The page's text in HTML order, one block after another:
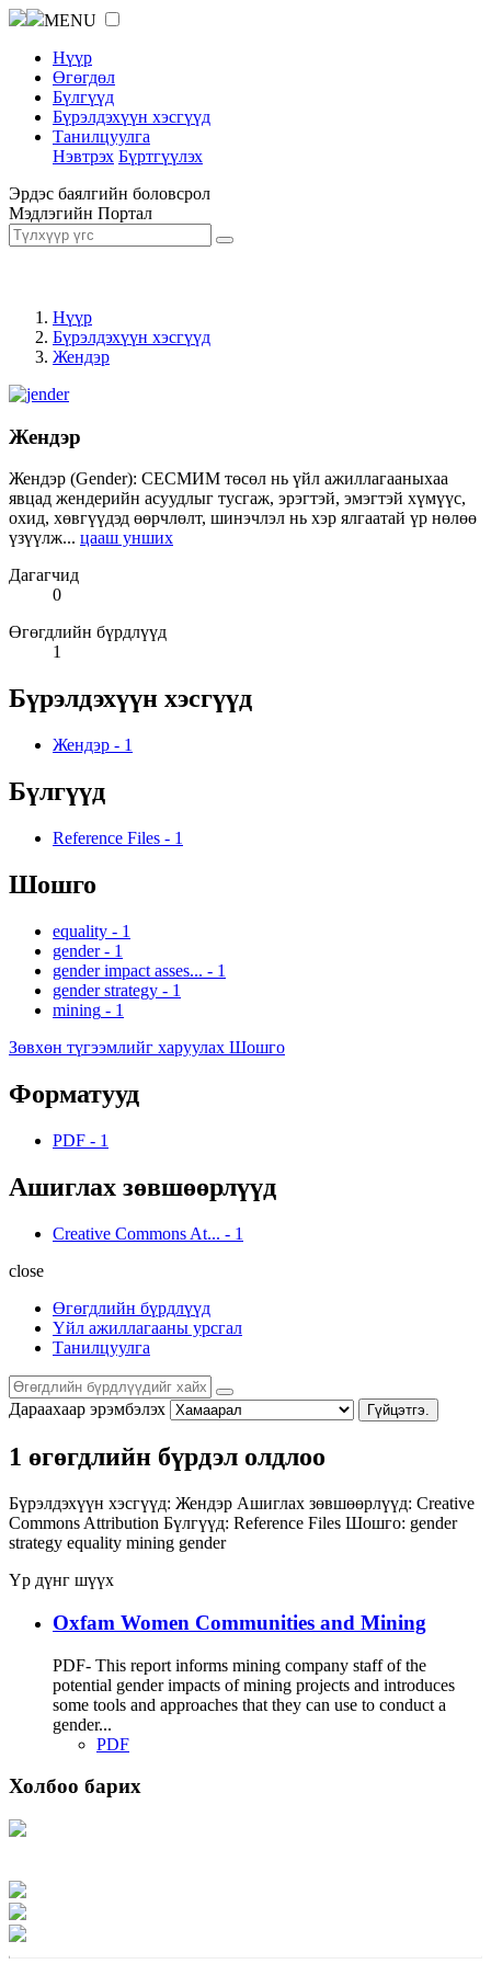
MENU
Нүүр
Өгөгдөл
Бүлгүүд
Бүрэлдэхүүн хэсгүүд
Танилцуулга
Нэвтрэх Бүртгүүлэх
Эрдэс баялгийн боловсрол
Мэдлэгийн Портал
Нүүр
Бүрэлдэхүүн хэсгүүд
Жендэр
Жендэр
Жендэр (Gender): СЕСМИМ төсөл нь үйл ажиллагааныхаа
явцад жендерийн асуудлыг тусгаж, эрэгтэй, эмэгтэй хүмүүс,
охид, хөвгүүдэд өөрчлөлт, шинэчлэл нь хэр ялгаатай үр нөлөө
үзүүлж... цааш унших
Дагагчид
0
Өгөгдлийн бүрдлүүд
1
Бүрэлдэхүүн хэсгүүд
Жендэр - 1
Бүлгүүд
Reference Files - 1
Шошго
equality - 1
gender - 1
gender impact asses... - 1
gender strategy - 1
mining - 1
Зөвхөн түгээмлийг харуулах Шошго
Форматууд
PDF - 1
Ашиглах зөвшөөрлүүд
Creative Commons At... - 1
close
Өгөгдлийн бүрдлүүд
Үйл ажиллагааны урсгал
Танилцуулга
Дараахаар эрэмбэлэх Гүйцэтгэ.
1 өгөгдлийн бүрдэл олдлоо
Бүрэлдэхүүн хэсгүүд: Жендэр Ашиглах зөвшөөрлүүд: Creative
Commons Attribution Бүлгүүд: Reference Files Шошго: gender
strategy equality mining gender
Үр дүнг шүүх
Oxfam Women Communities and Mining
PDF- This report informs mining company staff of the
potential gender impacts of mining projects and introduces
some tools and approaches that they can use to conduct a
gender...
PDF
Холбоо барих